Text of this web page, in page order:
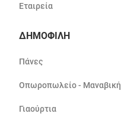
Εταιρεία
ΔΗΜΟΦΙΛΗ
Πάνες
Οπωροπωλείο - Μαναβική
Γιαούρτια